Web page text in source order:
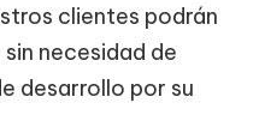
clientes podrán
necesidad de
desarrollo por su